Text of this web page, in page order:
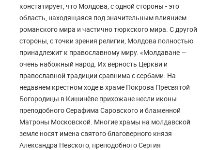
констатирует, что Молдова, с одной стороны - это
область, находящаяся под значительным влиянием
романского мира и частично тюркского мира. С другой
стороны, с точки зрения религии, Молдова полностью
принадлежит к православному миру. «Молдаване —
очень набожный народ. Их верность Церкви и
православной традиции сравнима с сербами. На
недавнем крестном ходе в храме Покрова Пресвятой
Богородицы в Кишинёве прихожане несли иконы
преподобного Серафима Саровского и блаженной
Матроны Московской. Многие храмы на молдавской
земле носят имена святого благоверного князя
Александра Невского, преподобного Сергия